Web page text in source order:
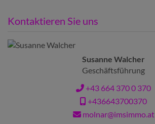
Kontaktieren Sie uns
Susanne Walcher
Geschäftsführung
+43 664 370 0 370
+436643700370
molnar@imsimmo.at